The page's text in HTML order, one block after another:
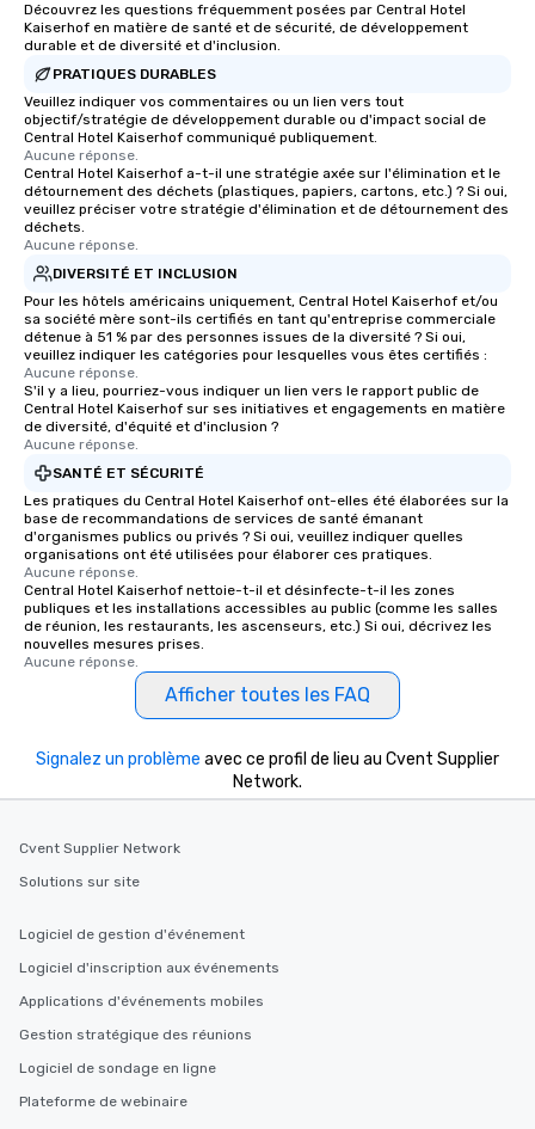
Découvrez les questions fréquemment posées par Central Hotel
Kaiserhof en matière de santé et de sécurité, de développement
durable et de diversité et d'inclusion.
PRATIQUES DURABLES
Veuillez indiquer vos commentaires ou un lien vers tout
objectif/stratégie de développement durable ou d'impact social de
Central Hotel Kaiserhof communiqué publiquement.
Aucune réponse.
Central Hotel Kaiserhof a-t-il une stratégie axée sur l'élimination et le
détournement des déchets (plastiques, papiers, cartons, etc.) ? Si oui,
veuillez préciser votre stratégie d'élimination et de détournement des
déchets.
Aucune réponse.
DIVERSITÉ ET INCLUSION
Pour les hôtels américains uniquement, Central Hotel Kaiserhof et/ou
sa société mère sont-ils certifiés en tant qu'entreprise commerciale
détenue à 51 % par des personnes issues de la diversité ? Si oui,
veuillez indiquer les catégories pour lesquelles vous êtes certifiés :
Aucune réponse.
S'il y a lieu, pourriez-vous indiquer un lien vers le rapport public de
Central Hotel Kaiserhof sur ses initiatives et engagements en matière
de diversité, d'équité et d'inclusion ?
Aucune réponse.
SANTÉ ET SÉCURITÉ
Les pratiques du Central Hotel Kaiserhof ont-elles été élaborées sur la
base de recommandations de services de santé émanant
d'organismes publics ou privés ? Si oui, veuillez indiquer quelles
organisations ont été utilisées pour élaborer ces pratiques.
Aucune réponse.
Central Hotel Kaiserhof nettoie-t-il et désinfecte-t-il les zones
publiques et les installations accessibles au public (comme les salles
de réunion, les restaurants, les ascenseurs, etc.) Si oui, décrivez les
nouvelles mesures prises.
Aucune réponse.
Afficher toutes les FAQ
Signalez un problème avec ce profil de lieu au Cvent Supplier
Network.
Cvent Supplier Network
Solutions sur site
Logiciel de gestion d'événement
Logiciel d'inscription aux événements
Applications d'événements mobiles
Gestion stratégique des réunions
Logiciel de sondage en ligne
Plateforme de webinaire